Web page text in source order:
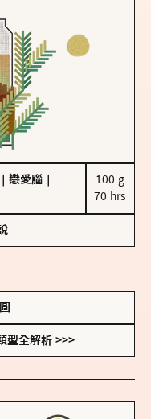
戀愛腦
100 g
70 hrs
型全解析 >>>